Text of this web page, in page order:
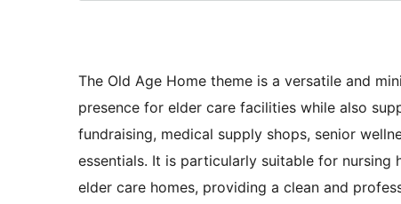
The Old Age Home theme is a versatile and
presence for elder care facilities while also
fundraising, medical supply shops, senior
essentials. It is particularly suitable for nursing
elder care homes, providing a clean and